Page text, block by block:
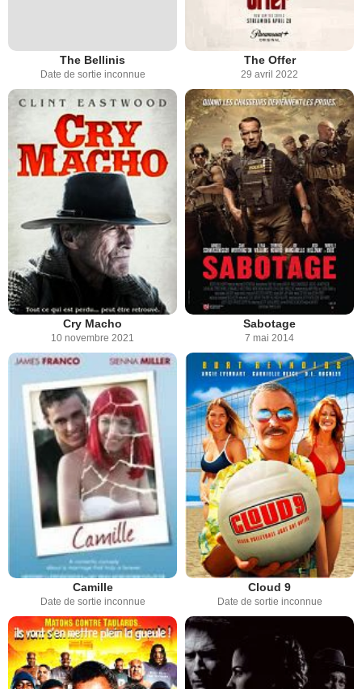
The Bellinis
Date de sortie inconnue
The Offer
29 avril 2022
Cry Macho
10 novembre 2021
Sabotage
7 mai 2014
Camille
Date de sortie inconnue
Cloud 9
Date de sortie inconnue